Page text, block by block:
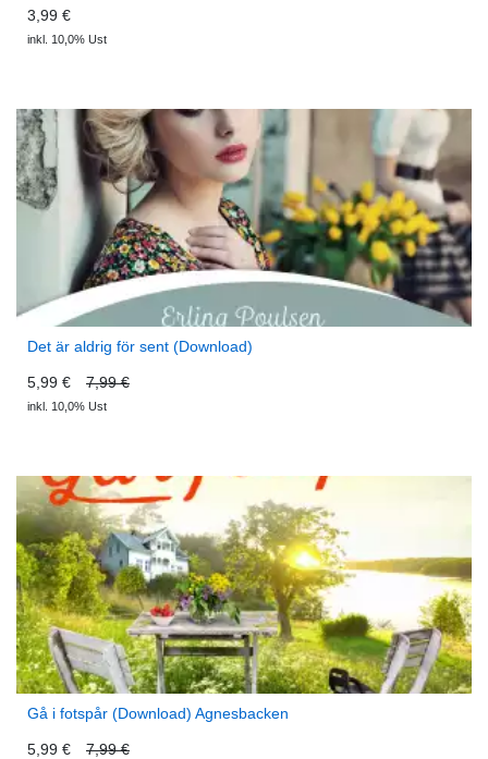
3,99 €
inkl. 10,0% Ust
Det är aldrig för sent (Download)
5,99 € 7,99 €
inkl. 10,0% Ust
Gå i fotspår (Download) Agnesbacken
5,99 € 7,99 €